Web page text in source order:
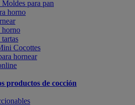
para pan
horno
horno
Cocottes
hornear
productos de cocción